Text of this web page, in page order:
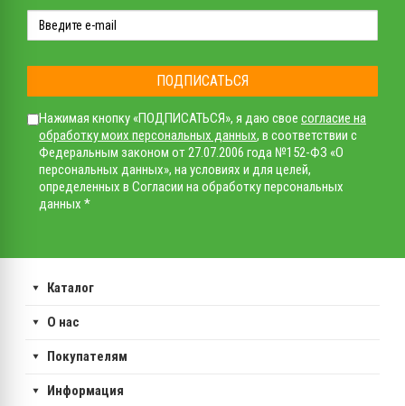
ПОДПИСАТЬСЯ
Нажимая кнопку «ПОДПИСАТЬСЯ», я даю свое согласие на
обработку моих персональных данных, в соответствии с
Федеральным законом от 27.07.2006 года №152-ФЗ «О
персональных данных», на условиях и для целей,
определенных в Согласии на обработку персональных
данных *
Каталог
О нас
Покупателям
Информация